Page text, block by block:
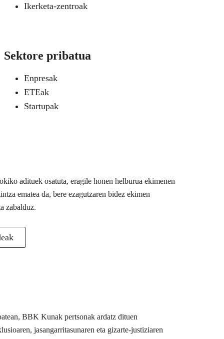
Ikerketa-zentroak
Sektore pribatua
Enpresak
ETEak
Startupak
adituek osatuta, eragile honen helburua ekimenen
ematea da, bere ezagutzaren bidez ekimen
zabalduz.
BBK Kunak pertsonak ardatz dituen
jasangarritasunaren eta gizarte-justiziaren